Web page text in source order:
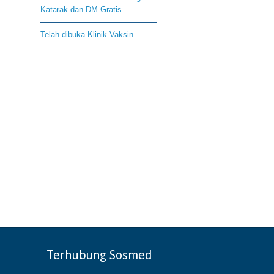
Katarak dan DM Gratis
Telah dibuka Klinik Vaksin
Terhubung Sosmed